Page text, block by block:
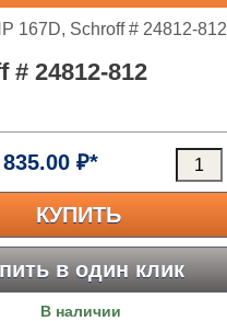
167D, Schroff # 24812-812
# 24812-812
₽*
КУПИТЬ
в один клик
В наличии